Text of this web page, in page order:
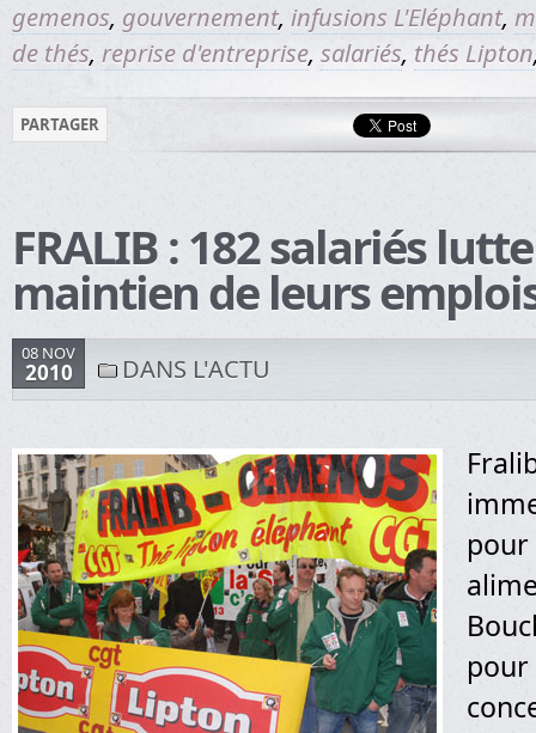
gemenos, gouvernement, infusions L'Eléphant,
de thés, reprise d'entreprise, salariés, thés Lipton
PARTAGER
FRALIB : 182 salariés
maintien de leurs
08 NOV
2010 DANS L'ACTU
pour
pour